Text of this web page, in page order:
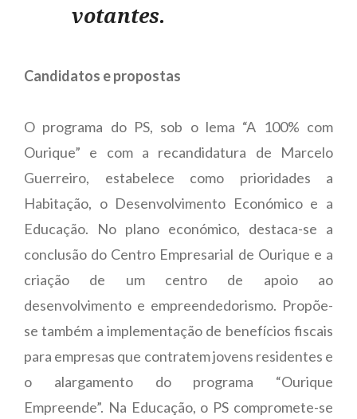
votantes.
Candidatos e propostas
O programa do PS, sob o lema “A 100% com
Ourique” e com a recandidatura de Marcelo
Guerreiro, estabelece como prioridades a
Habitação, o Desenvolvimento Económico e a
Educação. No plano económico, destaca-se a
conclusão do Centro Empresarial de Ourique e a
criação de um centro de apoio ao
desenvolvimento e empreendedorismo. Propõe-
se também a implementação de benefícios fiscais
para empresas que contratem jovens residentes e
o alargamento do programa “Ourique
Empreende”. Na Educação, o PS compromete-se